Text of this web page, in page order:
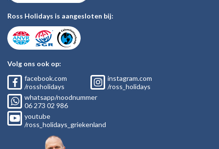
Ross Holidays is aangesloten bij:
Volg ons ook op:
facebook.com
/rossholidays
instagram.com
/ross_holidays
whatsapp/noodnummer
06 273 02 986
youtube
/ross_holidays_griekenland